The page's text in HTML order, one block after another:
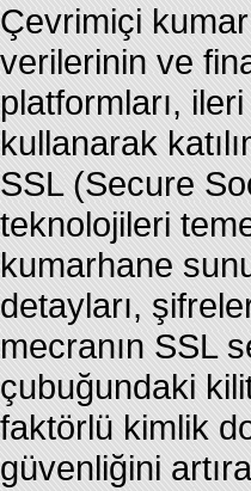
Çevrimiçi
verilerinin ve
platformları,
kullanarak
SSL (Secure
teknolojileri
kumarhane
detayları,
mecranın SSL
çubuğundaki
faktörlü kimlik
güvenliğini